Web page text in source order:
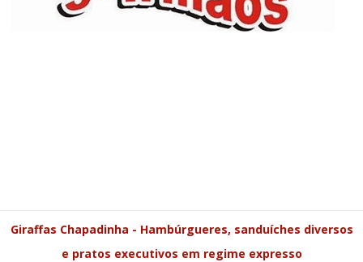
Giraffas Chapadinha - Hambúrgueres, sanduíches diversos
e pratos executivos em regime expresso